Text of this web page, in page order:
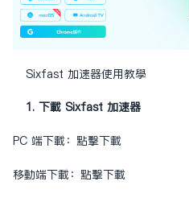
Sixfast 加速器使用教學
1. 下載 Sixfast 加速器
PC 端下載： 點擊下載
移動端下載： 點擊下載